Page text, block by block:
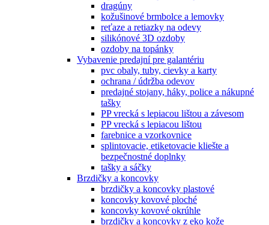
dragúny
kožušinové brmbolce a lemovky
reťaze a retiazky na odevy
silikónové 3D ozdoby
ozdoby na topánky
Vybavenie predajní pre galantériu
pvc obaly, tuby, cievky a karty
ochrana / údržba odevov
predajné stojany, háky, police a nákupné
tašky
PP vrecká s lepiacou lištou a závesom
PP vrecká s lepiacou lištou
farebnice a vzorkovnice
splintovacie, etiketovacie kliešte a
bezpečnostné doplnky
tašky a sáčky
Brzdičky a koncovky
brzdičky a koncovky plastové
koncovky kovové ploché
koncovky kovové okrúhle
brzdičky a koncovky z eko kože